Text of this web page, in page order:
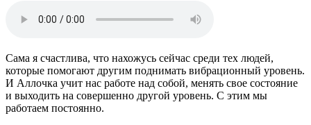
Сама я счастлива, что нахожусь сейчас среди тех людей,
которые помогают другим поднимать вибрационный уровень.
И Аллочка учит нас работе над собой, менять свое состояние
и выходить на совершенно другой уровень. С этим мы
работаем постоянно.